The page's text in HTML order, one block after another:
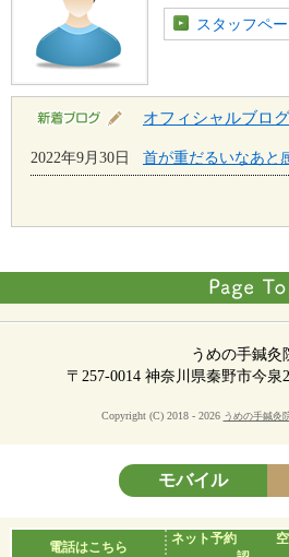
スタッフペ
オフィシャルブログ
2022年9月30日 首が重だるいなあと
うめの手鍼灸
〒257-0014 神奈川県秦野市今泉
Copyright (C) 2018 - 2026 うめの手鍼灸
電話はこちら
ネット予約 空
モバイル